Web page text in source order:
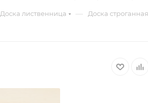
Доска лиственница — Доска